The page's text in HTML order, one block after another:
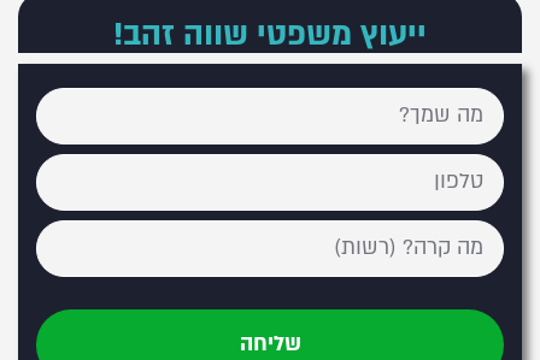
ייעוץ משפטי שווה זהב!
שליחה